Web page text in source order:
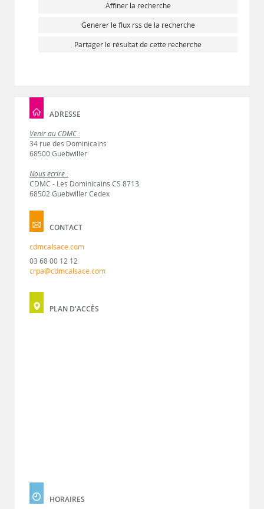
Affiner la recherche
Générer le flux rss de la recherche
Partager le résultat de cette recherche
ADRESSE
Venir au CDMC :
34 rue des Dominicains
68500 Guebwiller
Nous écrire :
CDMC - Les Dominicains CS 8713
68502 Guebwiller Cedex
CONTACT
cdmcalsace.com
03 68 00 12 12
crpa@cdmcalsace.com
PLAN D'ACCÈS
HORAIRES